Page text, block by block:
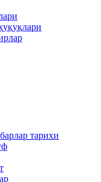
тарихи